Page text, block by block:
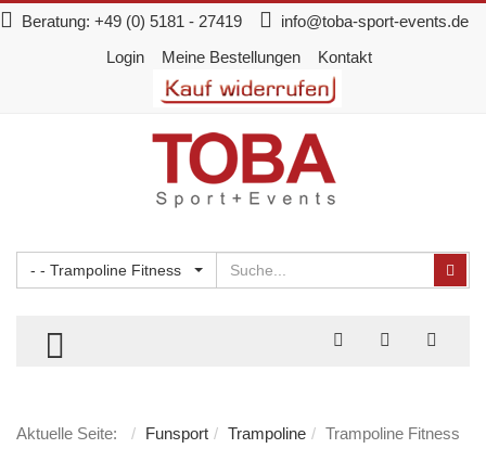
Beratung: +49 (0) 5181 - 27419
info@toba-sport-events.de
Login
Meine Bestellungen Kontakt
- - Trampoline Fitness Suchen
TOGGLE MENU
Aktuelle Seite: Funsport Trampoline Trampoline Fitness